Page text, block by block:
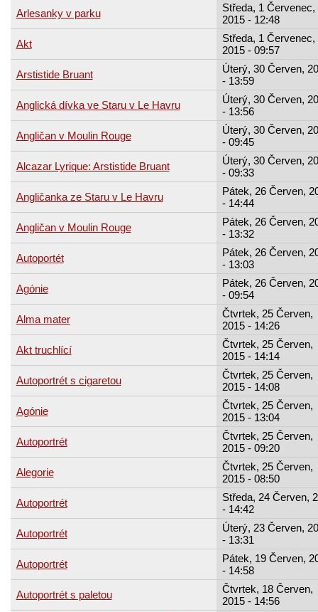
Arlesanky v parku
Středa, 1 Červenec,
2015 - 12:48
Akt
Středa, 1 Červenec,
2015 - 09:57
Arstistide Bruant
Úterý, 30 Červen,
- 13:59
Anglická dívka ve Staru v Le Havru
Úterý, 30 Červen,
- 13:56
Angličan v Moulin Rouge
Úterý, 30 Červen,
- 09:45
Alcazar Lyrique: Arstistide Bruant
Úterý, 30 Červen,
- 09:33
Angličanka ze Staru v Le Havru
Pátek, 26 Červen,
- 14:44
Angličan v Moulin Rouge
Pátek, 26 Červen,
- 13:32
Autoportét
Pátek, 26 Červen,
- 13:03
Agónie
Pátek, 26 Červen,
- 09:54
Alma mater
Čtvrtek, 25 Červen,
2015 - 14:26
Akt truchlící
Čtvrtek, 25 Červen,
2015 - 14:14
Autoportrét s cigaretou
Čtvrtek, 25 Červen,
2015 - 14:08
Agónie
Čtvrtek, 25 Červen,
2015 - 13:04
Autoportrét
Čtvrtek, 25 Červen,
2015 - 09:20
Alegorie
Čtvrtek, 25 Červen,
2015 - 08:50
Autoportrét
Středa, 24 Červen,
- 14:42
Autoportrét
Úterý, 23 Červen,
- 13:31
Autoportrét
Pátek, 19 Červen,
- 14:58
Autoportrét s paletou
Čtvrtek, 18 Červen,
2015 - 14:56